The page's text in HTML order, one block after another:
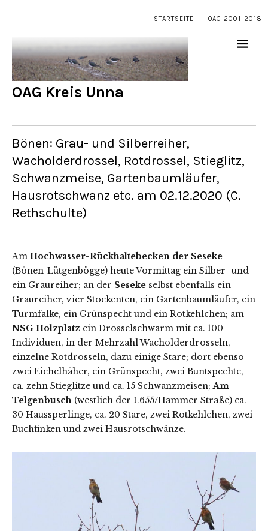
STARTSEITE OAG 2001-2018
OAG Kreis Unna
Bönen: Grau- und Silberreiher,
Wacholderdrossel, Rotdrossel, Stieglitz,
Schwanzmeise, Gartenbaumläufer,
Hausrotschwanz etc. am 02.12.2020 (C.
Rethschulte)
Am Hochwasser-Rückhaltebecken der Seseke
(Bönen-Lütgenbögge) heute Vormittag ein Silber- und
ein Graureiher; an der Seseke selbst ebenfalls ein
Graureiher, vier Stockenten, ein Gartenbaumläufer, ein
Turmfalke, ein Grünspecht und ein Rotkehlchen; am
NSG Holzplatz ein Drosselschwarm mit ca. 100
Individuen, in der Mehrzahl Wacholderdrosseln,
einzelne Rotdrosseln, dazu einige Stare; dort ebenso
zwei Eichelhäher, ein Grünspecht, zwei Buntspechte,
ca. zehn Stieglitze und ca. 15 Schwanzmeisen;Am
Telgenbusch (westlich der L655/Hammer Straße) ca.
30 Haussperlinge, ca. 20 Stare, zwei Rotkehlchen, zwei
Buchfinken und zwei Hausrotschwänze.